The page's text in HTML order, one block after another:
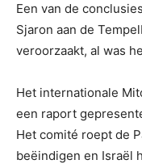
Een van de
Sjaron aan de
veroorzaakt, al was
Het internationale
een raport
Het comité roept de
beëindigen en Israël